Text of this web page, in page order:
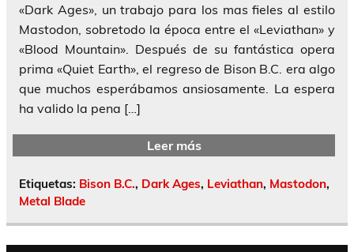
«Dark Ages», un trabajo para los mas fieles al estilo
Mastodon, sobretodo la época entre el «Leviathan» y
«Blood Mountain». Después de su fantástica opera
prima «Quiet Earth», el regreso de Bison B.C. era algo
que muchos esperábamos ansiosamente. La espera
ha valido la pena […]
Leer más
Etiquetas: Bison B.C., Dark Ages, Leviathan, Mastodon,
Metal Blade